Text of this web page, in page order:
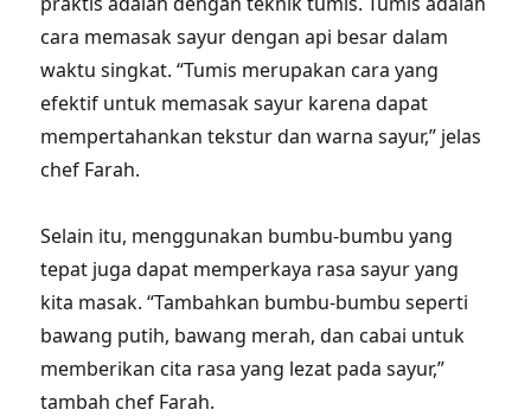
cara memasak sayur dengan api besar dalam
waktu singkat. “Tumis merupakan cara yang
efektif untuk memasak sayur karena dapat
mempertahankan tekstur dan warna sayur,” jelas
chef Farah.
Selain itu, menggunakan bumbu-bumbu yang
tepat juga dapat memperkaya rasa sayur yang
kita masak. “Tambahkan bumbu-bumbu seperti
bawang putih, bawang merah, dan cabai untuk
memberikan cita rasa yang lezat pada sayur,”
tambah chef Farah.